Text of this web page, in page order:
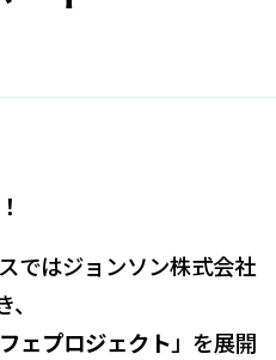
ではジョンソン株式会社
ェプロジェクト 」を展開